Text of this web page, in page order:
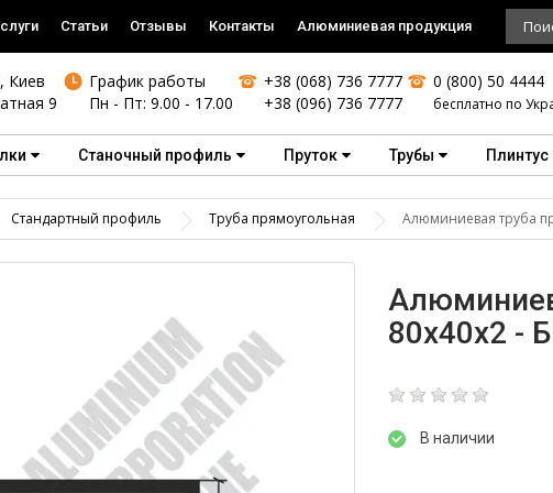
Статьи Отзывы Контакты Алюминиевая продукция
Киев
9
График работы
Пн - Пт: 9.00 - 17.00
+38 (068) 736 7777
+38 (096) 736 7777
0 (800) 50 4444
бесплатно по
Станочный профиль Пруток Трубы Плинтус
Стандартный профиль Труба прямоугольная Алюминиевая труба
80х40х2 -
В наличии